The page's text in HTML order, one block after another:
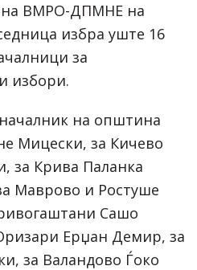
ВМРО-ДПМНЕ на
избра уште 16
за
избори.
на општина
Мицески, за Кичево
за Крива Паланка
Маврово и Ростуше
Сашо
Ерџан Демир, за
за Валандово Ѓоко